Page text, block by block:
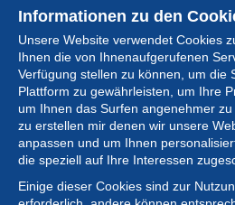
Informationen zu den
Unsere Website verwendet Cookies
Ihnen die von Ihnenaufgerufenen
Verfügung stellen zu können, um die
Plattform zu gewährleisten, um Ihre
um Ihnen das Surfen angenehmer
zu erstellen mir denen wir unsere
anpassen und um Ihnen
die speziell auf Ihre Interessen
Einige dieser Cookies sind zur
Sammlung
Neuigkeiten